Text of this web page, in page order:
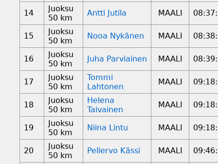
14
Juoksu
50 km
Antti Jutila MAALI
15
Juoksu
50 km
Nooa Nykänen MAALI
16
Juoksu
50 km
Juha Parviainen MAALI
17
Juoksu
50 km
Tommi
Lahtonen
MAALI
18
Juoksu
50 km
Helena
Taivainen
MAALI
19
Juoksu
50 km
Niina Lintu MAALI
20
Juoksu
50 km
Pellervo Kässi MAALI